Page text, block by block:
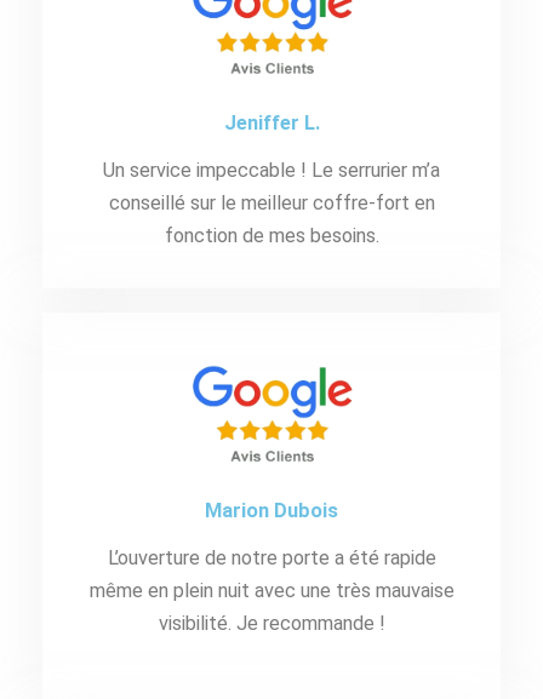
Jeniffer L.
Un service impeccable ! Le serrurier m’a
conseillé sur le meilleur coffre-fort en
fonction de mes besoins.
Marion Dubois
L’ouverture de notre porte a été rapide
même en plein nuit avec une très mauvaise
visibilité. Je recommande !